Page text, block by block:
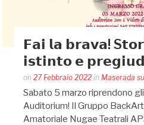
𝗙𝗮𝗶 𝗹𝗮 𝗯𝗿𝗮𝘃𝗮!
𝗶𝘀𝘁𝗶𝗻𝘁𝗼 𝗲
Posted
by
Silvia
Bin
on27 Febbraio 2022 in Maserada
Sabato 5 marzo riprendono
Auditorium! Il Gruppo
Amatoriale Nugae Teatrali